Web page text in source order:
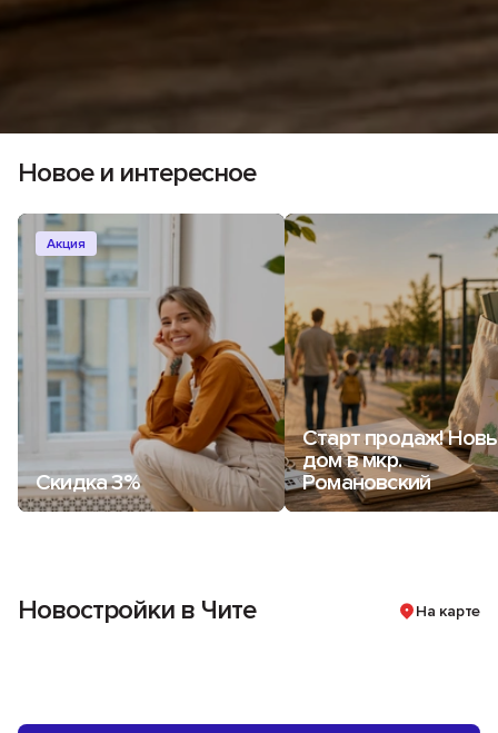
Новое и интересное
Акция
Скидка 3%
Старт продаж!
дом в мкр.
Романовский
Новостройки в Чите На карте